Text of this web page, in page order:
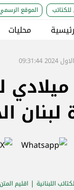
الموقع
محليات
لبنان
اللبنانية اقليم